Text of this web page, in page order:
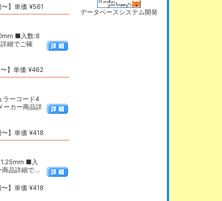
】単価 ¥561
■入数:8
細でご確
】単価 ¥462
ラーコード4
カー商品詳
〜】単価 ¥418
■入
品詳細で...
〜】単価 ¥418
データベースシステム開発